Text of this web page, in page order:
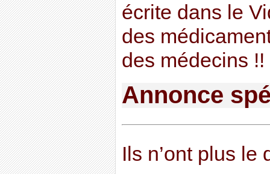
écrite dans le
des
des médecins
Annonce
Ils n’ont plus le